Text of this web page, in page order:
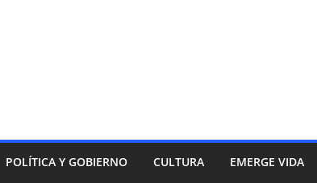
POLÍTICA Y GOBIERNO CULTURA EMERGE VIDA